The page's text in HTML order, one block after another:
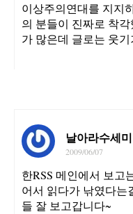
이상주의연대를 지지
의 분들이 진짜로 착
가 많은데 글로는 웃
날아라수세미
2009/06/07
한RSS 메인에서 보고
어서 읽다가 낚였다는
들 잘 보고갑니다~